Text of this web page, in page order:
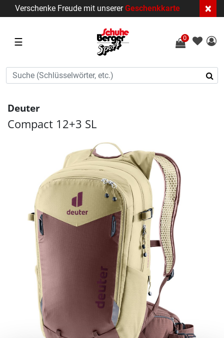
Verschenke Freude mit unsererGeschenkkarte ×
☰ 0
Deuter
Compact 12+3 SL